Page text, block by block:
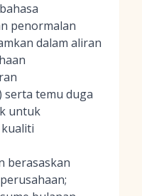
penormalan
dalam aliran
serta temu duga
untuk
berasaskan